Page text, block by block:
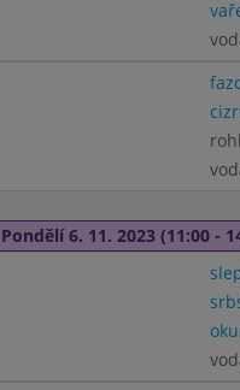
Pondělí 6. 11. 2023 (11:00 -